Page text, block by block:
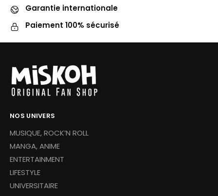
Garantie internationale
Paiement 100% sécurisé
NOS UNIVERS
MUSIQUE, ROCK’N ROLL
MANGA, ANIME
ENTERTAINMENT
LIFESTYLE
UNIVERSITAIRE